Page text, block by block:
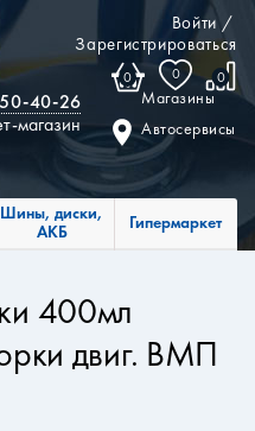
Войти /
Зарегистрироваться
0 0 0
Магазины
Автосервисы
40-26
магазин
Шины, диски,
АКБ
Гипермаркет
400мл
двиг. ВМП